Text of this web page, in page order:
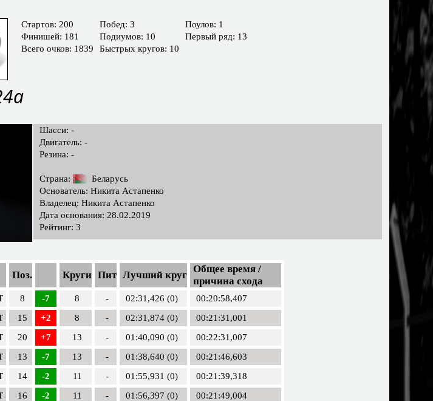
Cтартов: 200
Финишей: 181
Всего очков: 1839
Побед: 3
Подиумов: 10
Быстрых кругов: 10
Поулов: 1
Первый ряд: 13
Шасси: -
Двигатель: -
Резина: -
Страна:
Беларусь
Основатель: Никита Астапенко
Владелец: Никита Астапенко
Дата основания: 28.02.2019
Рейтинг: 3
Поз. Круги Пит Лучший круг
Общее время /
причина схода
8 -7 8 - 02:31,426 (0)
00:20:58,407
15 +2 8 - 02:31,874 (0)
00:21:31,001
20 +7 13 - 01:40,090 (0)
00:22:31,007
13 -7 13 - 01:38,640 (0)
00:21:46,603
14 -2 11 - 01:55,931 (0)
00:21:39,318
16 -2 11 - 01:56,397 (0)
00:21:49,004